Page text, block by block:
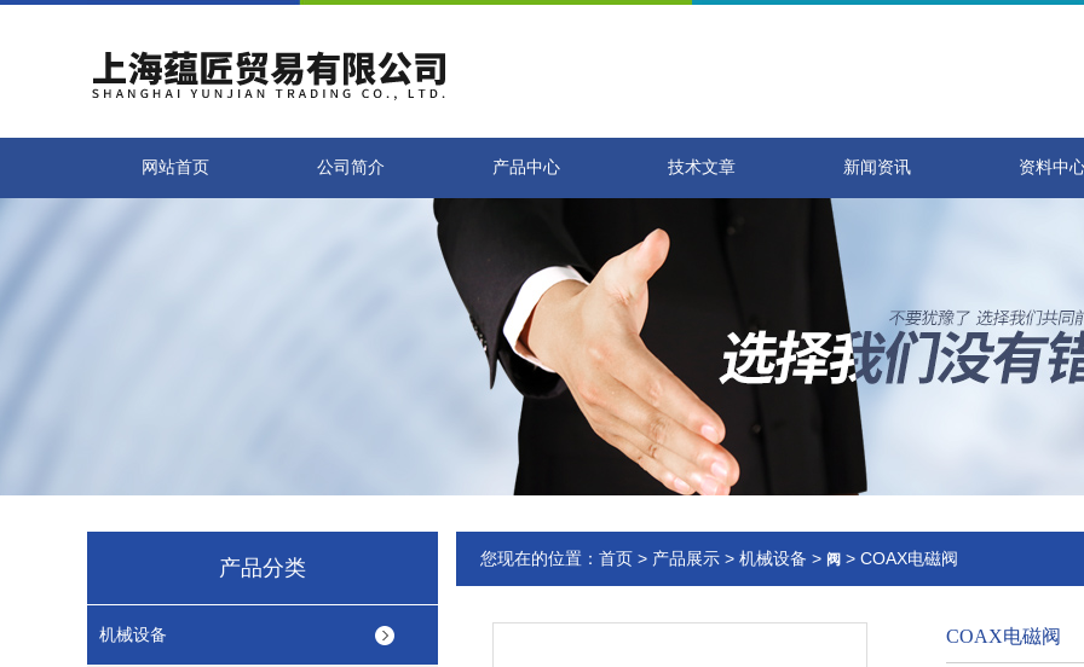
网站首页 公司简介 产品中心 技术文章 新闻资讯 资料中
产品分类
机械设备
您现在的位置： 首页 > 产品展示 > 机械设备 > 阀 > COAX电磁阀
COAX电磁阀